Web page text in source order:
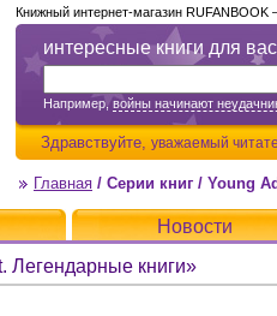
интересные книги для вас
Например,войны начинают
Здравствуйте, уважаемый
Книжный интернет-магазин
Главная / Серии книг / Young
Новости
Легендарные книги»